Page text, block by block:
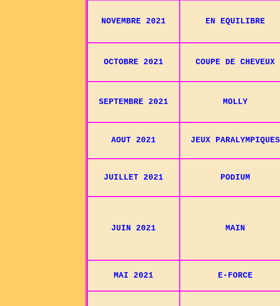
NOVEMBRE 2021 EN EQUILIBRE
OCTOBRE 2021 COUPE DE CHEVEUX
SEPTEMBRE 2021 MOLLY
AOUT 2021 JEUX PARALYMPIQUES
JUILLET 2021 PODIUM
JUIN 2021 MAIN
MAI 2021 E-FORCE